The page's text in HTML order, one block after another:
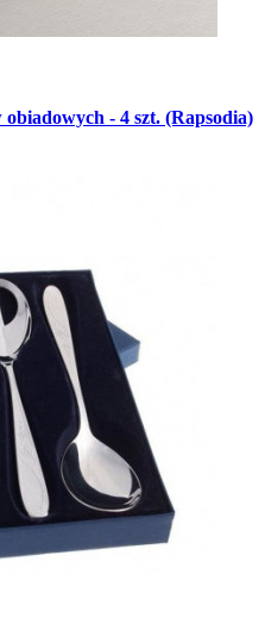
- 4 szt. (Rapsodia)